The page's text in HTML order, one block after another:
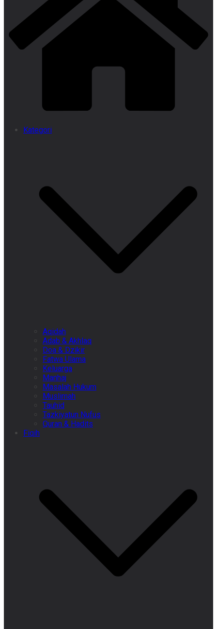
Kategori
Aqidah
Adab & Akhlaq
Doa & Dzikir
Fatwa Ulama
Keluarga
Manhaj
Masalah Hukum
Muslimah
Tauhid
Tazkiyatun Nufus
Quran & Hadits
Fiqih